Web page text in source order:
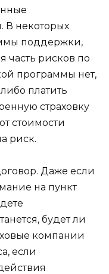
В некоторых
поддержки,
часть рисков по
программы нет,
платить
страховку
стоимости
риск.
Даже если
на пункт
будет ли
компании
если